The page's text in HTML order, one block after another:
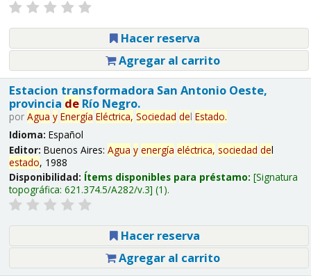
Hacer reserva
Agregar al carrito
Estacion transformadora San Antonio Oeste,
provincia deRío Negro.
por Agua y Energía Eléctrica, Sociedad del Estado.
Idioma: Español
Editor: Buenos Aires: Agua y energía eléctrica, sociedad del
estado, 1988
Disponibilidad: Ítems disponibles para préstamo: Signatura
topográfica: 621.374.5/A282/v.3 (1).
Hacer reserva
Agregar al carrito